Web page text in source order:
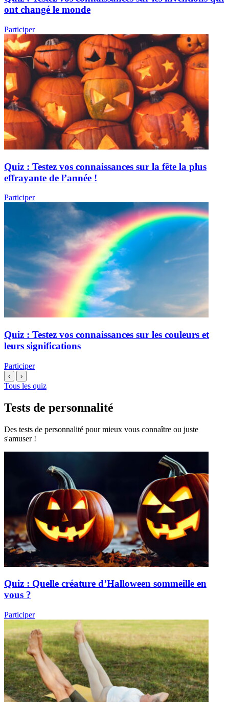
ont changé le monde
Participer
Quiz : Testez vos connaissances sur la fête la plus
effrayante de l’année !
Participer
Quiz : Testez vos connaissances sur les couleurs et
leurs significations
Participer
‹ ›
Tous les quiz
Tests de personnalité
Des tests de personnalité pour mieux vous connaître ou juste
s'amuser !
Quiz : Quelle créature d’Halloween sommeille en
vous ?
Participer